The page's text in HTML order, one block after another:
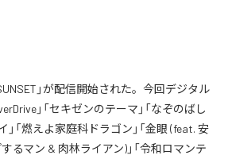
」が配信開始された。今回デジタル
」「セキゼンのテーマ」「なぞのばし
」「燃えよ家庭科ドラゴン」「金眼 (feat. 安
るマン & 肉林ライアン)」「令和ロマンテ